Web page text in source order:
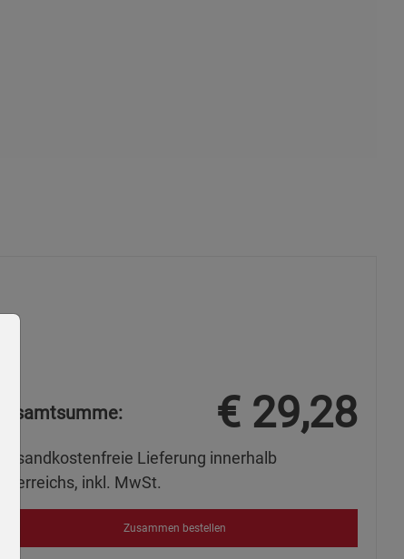
Gesamtsumme: € 29,28
Versandkostenfreie Lieferung innerhalb
Österreichs, inkl. MwSt.
Zusammen bestellen